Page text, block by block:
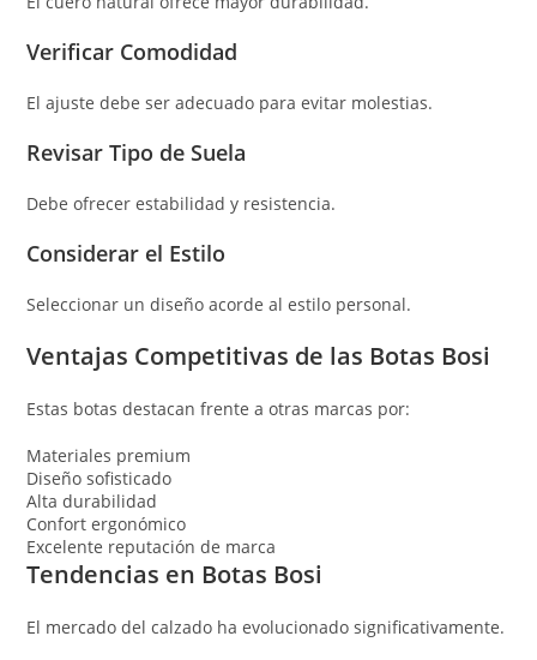
Verificar Comodidad
El ajuste debe ser adecuado para evitar molestias.
Revisar Tipo de Suela
Debe ofrecer estabilidad y resistencia.
Considerar el Estilo
Seleccionar un diseño acorde al estilo personal.
Ventajas Competitivas de las Botas Bosi
Estas botas destacan frente a otras marcas por:
Materiales premium
Diseño sofisticado
Alta durabilidad
Confort ergonómico
Excelente reputación de marca
Tendencias en Botas Bosi
El mercado del calzado ha evolucionado significativamente.